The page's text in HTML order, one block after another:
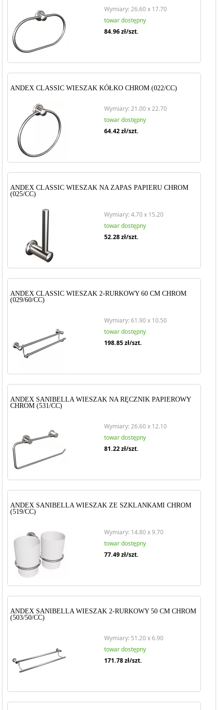
Wymiary: 26.60 x 17.70
towar dostępny
84.96zł/szt.
ANDEX CLASSIC WIESZAK KÓŁKO CHROM (022/CC)
Wymiary: 21.00 x 22.70
towar dostępny
64.42zł/szt.
ANDEX CLASSIC WIESZAK NA ZAPAS PAPIERU CHROM
(025/CC)
Wymiary: 4.70 x 15.20
towar dostępny
52.28zł/szt.
ANDEX CLASSIC WIESZAK 2-RURKOWY 60 CM CHROM
(029/60/CC)
Wymiary: 61.90 x 10.50
towar dostępny
198.85zł/szt.
ANDEX SANIBELLA WIESZAK NA RĘCZNIK PAPIEROWY
CHROM (531/CC)
Wymiary: 26.60 x 12.10
towar dostępny
81.22zł/szt.
ANDEX SANIBELLA WIESZAK ZE SZKLANKAMI CHROM
(519/CC)
Wymiary: 14.80 x 9.70
towar dostępny
77.49zł/szt.
ANDEX SANIBELLA WIESZAK 2-RURKOWY 50 CM CHROM
(503/50/CC)
Wymiary: 51.20 x 6.90
towar dostępny
171.78zł/szt.